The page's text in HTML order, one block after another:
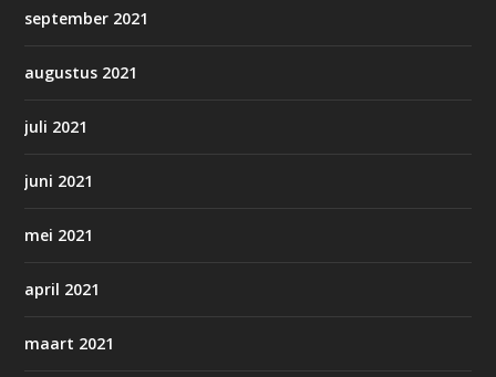
september 2021
augustus 2021
juli 2021
juni 2021
mei 2021
april 2021
maart 2021